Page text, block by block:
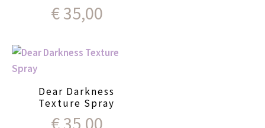
€35,00
Dear Darkness
Texture Spray
€35,00